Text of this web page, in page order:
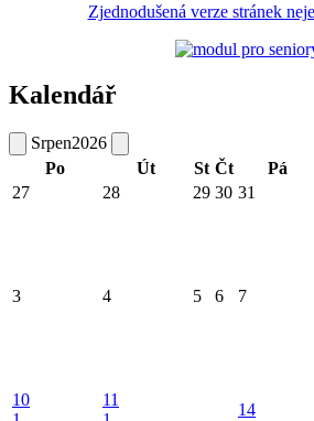
Zjednodušená verze stránek
Kalendář
Srpen2026
Po
Út St Čt Pá
27
28 29 30 31
3 4 5 6 7
10
11
14